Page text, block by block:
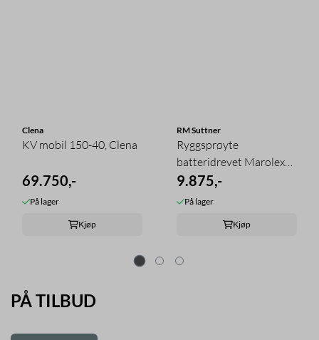
Clena
KV mobil 150-40, Clena
69.750,-
På lager
Kjøp
RM Suttner
Ryggsprøyte
batteridrevet Marolex
RX ALKA 12L
9.875,-
På lager
Kjøp
PÅ TILBUD